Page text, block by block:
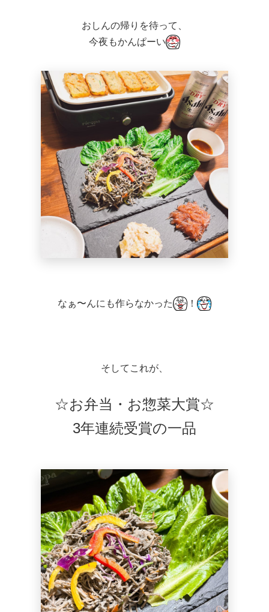
おしんの帰りを待って、
今夜もかんぱーい
なぁ〜んにも作らなかった ！
そしてこれが、
☆お弁当・お惣菜大賞☆
3年連続受賞の一品